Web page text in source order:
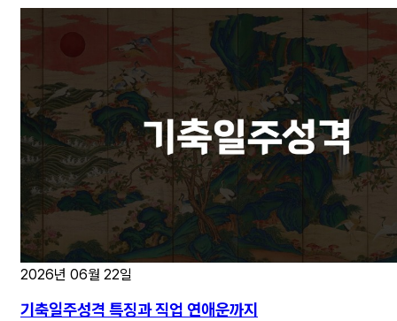
2026년 06월 22일
기축일주성격 특징과 직업 연애운까지